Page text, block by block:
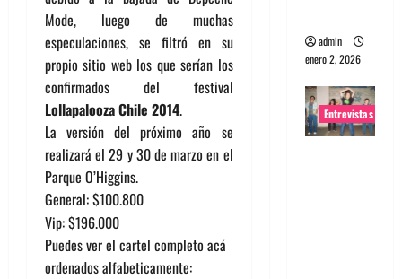
Mode, luego de muchas
especulaciones, se filtró en su
propio sitio web los que serían los
confirmados del festival
Lollapalooza Chile 2014.
La versión del próximo año se
realizará el 29 y 30 de marzo en el
Parque O’Higgins.
General: $100.800
Vip: $196.000
Puedes ver el cartel completo acá
ordenados alfabeticamente:
admin
enero 2, 2026
Entrevistas